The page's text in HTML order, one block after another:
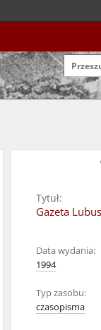
Tytuł:
Gazeta
Data wydania:
1994
Typ zasobu:
czasopisma